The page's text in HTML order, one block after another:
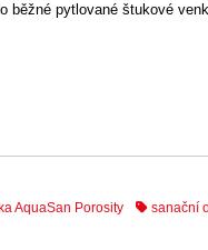
běžné pytlované štukové
AquaSan Porosity sanační